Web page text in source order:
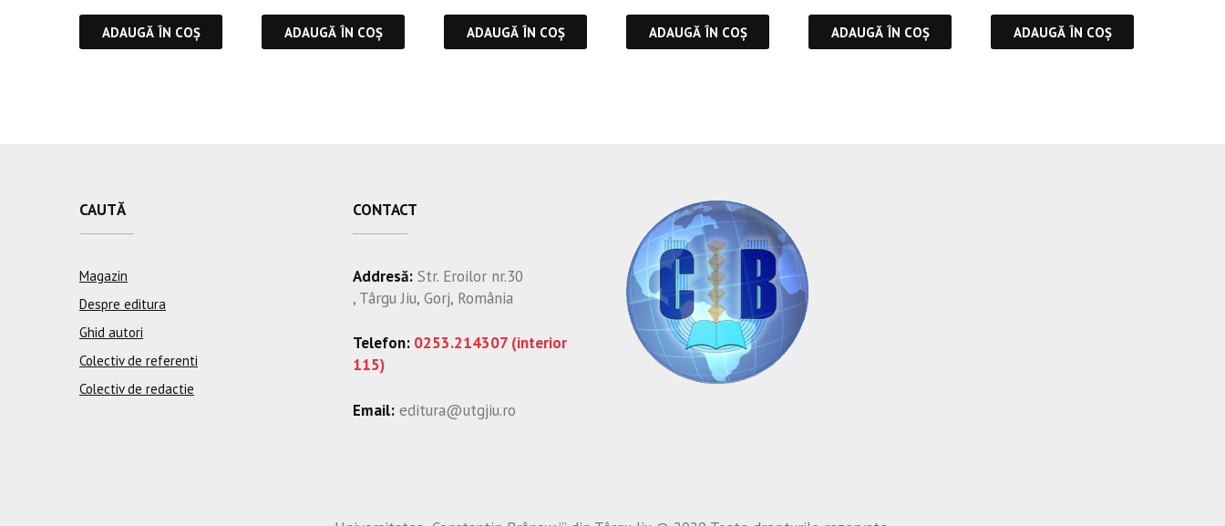
ADAUGĂ ÎN COȘ ADAUGĂ ÎN COȘ ADAUGĂ ÎN COȘ ADAUGĂ ÎN COȘ ADAUGĂ ÎN COȘ ADAUGĂ ÎN COȘ
CAUTĂ
Magazin
Despre editura
Ghid autori
Colectiv de referenti
Colectiv de redactie
CONTACT
Addresă: Str. Eroilor nr.30
, Târgu Jiu, Gorj, România
Telefon: 0253.214307 (interior
115)
Email: editura@utgjiu.ro